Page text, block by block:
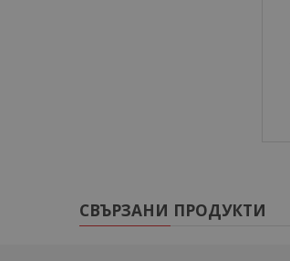
СВЪРЗАНИ ПРОДУКТИ